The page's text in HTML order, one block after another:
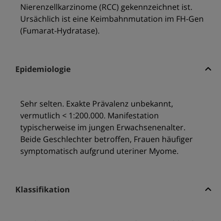
Nierenzellkarzinome (RCC) gekennzeichnet ist.
Ursächlich ist eine Keimbahnmutation im FH-Gen
(Fumarat-Hydratase).
Epidemiologie
Sehr selten. Exakte Prävalenz unbekannt,
vermutlich < 1:200.000. Manifestation
typischerweise im jungen Erwachsenenalter.
Beide Geschlechter betroffen, Frauen häufiger
symptomatisch aufgrund uteriner Myome.
Klassifikation